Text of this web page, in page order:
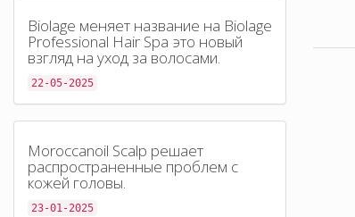
Biolage меняет название на Biolage
Professional Hair Spa это новый
взгляд на уход за волосами.
22-05-2025
Moroccanoil Scalp решает
распространенные проблем с
кожей головы.
23-01-2025